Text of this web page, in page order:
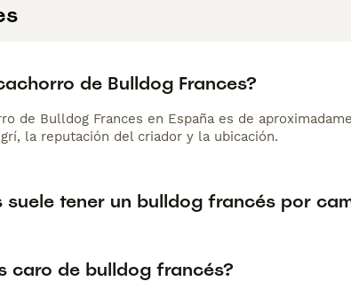
de Bulldog Frances?
de Bulldog Frances en España es de
la reputación del criador y la ubicación.
tener un bulldog francés por
caro de bulldog francés?